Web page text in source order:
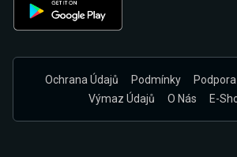
Ochrana Údajů Podmínky Podpora
Výmaz Údajů
O Nás E-